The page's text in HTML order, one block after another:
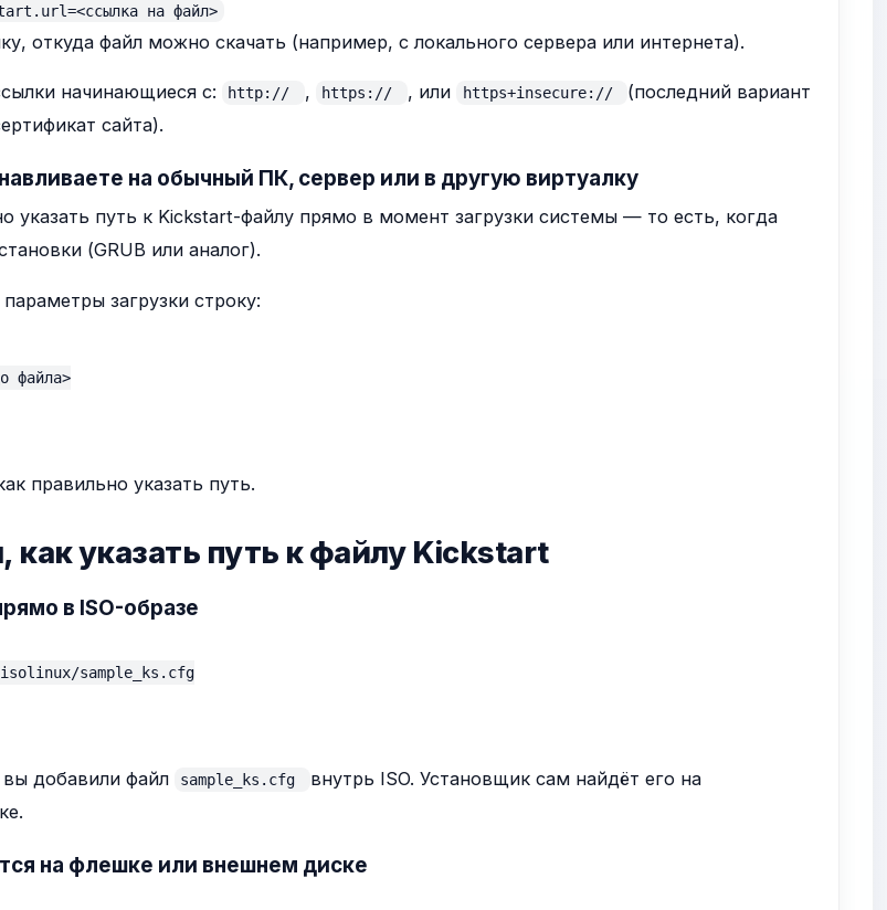
на файл>
откуда файл можно скачать (например, с локального сервера или интернета).
начинающиеся с: http:// , https:// , или https+insecure://
(последний вариант
сайта).
на обычный ПК, сервер или в другую виртуалку
указать путь к Kickstart-файлу прямо в момент загрузки системы — то есть, когда
(GRUB или аналог).
загрузки строку:
файла>
правильно указать путь.
указать путь к файлу Kickstart
в ISO-образе
sample_ks.cfg
вы добавили файл sample_ks.cfg
внутрь ISO. Установщик сам найдёт его на
на флешке или внешнем диске